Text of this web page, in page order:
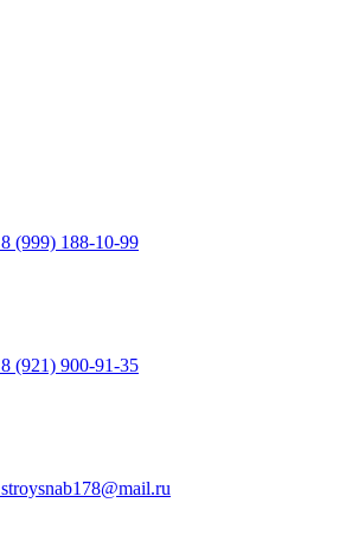
8 (999) 188-10-99
8 (921) 900-91-35
stroysnab178@mail.ru